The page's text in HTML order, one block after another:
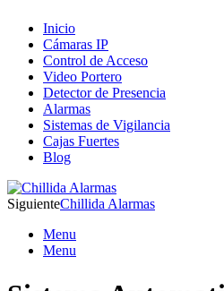
Inicio
Cámaras IP
Control de Acceso
Video Portero
Detector de Presencia
Alarmas
Sistemas de Vigilancia
Cajas Fuertes
Blog
SiguienteChillida Alarmas
Menu
Menu